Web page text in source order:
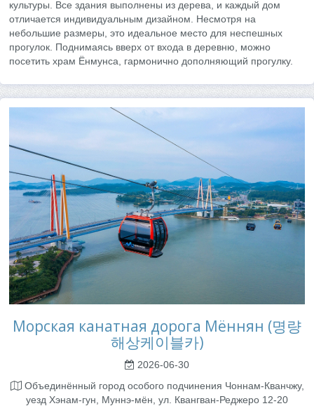
культуры. Все здания выполнены из дерева, и каждый дом
отличается индивидуальным дизайном. Несмотря на
небольшие размеры, это идеальное место для неспешных
прогулок. Поднимаясь вверх от входа в деревню, можно
посетить храм Ёнмунса, гармонично дополняющий прогулку.
Морская канатная дорога Мённян (명량
해상케이블카)
2026-06-30
Объединённый город особого подчинения Чоннам-Кванчжу,
уезд Хэнам-гун, Муннэ-мён, ул. Квангван-Реджеро 12-20